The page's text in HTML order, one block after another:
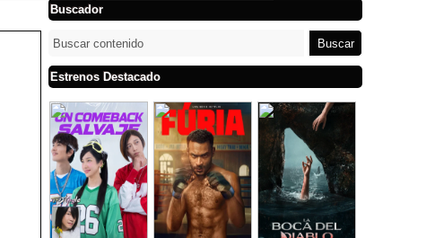
Buscador
Estrenos Destacado